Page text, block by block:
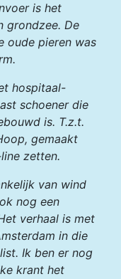
is het
grondzee. De
oude pieren was
hospitaal-
schoener die
is. T.z.t.
gemaakt
zetten.
van wind
nog een
verhaal is met
in die
Ik ben er nog
krant het